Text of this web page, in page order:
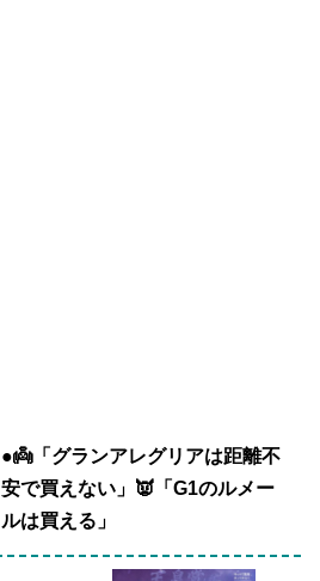
●👼「グランアレグリアは距離不
安で買えない」👿「G1のルメー
ルは買える」